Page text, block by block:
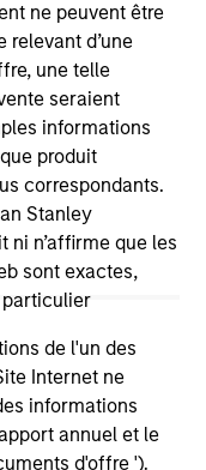
ne peuvent être
relevant d’une
une telle
seraient
informations
produit
correspondants.
Stanley
ni n’affirme que les
sont exactes,
particulier
de l'un des
Internet ne
informations
annuel et le
d'offre ').
for informational
no guarantee that
performance
in the future (for
service marks above
The information
sponsored, or
By clicking on any
navigating to a
hyperlinks to you
of any hyperlink is
approval,
by us of any
contained on